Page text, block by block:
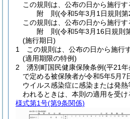
この規則は、公布の日から施行す
附 則(令和5年3月1日規則第
この規則は、公布の日から施行す
附 則(令和5年3月16日規則
(施行期日)
1
この規則は、公布の日から施行
(適用期限の特例)
2
湧別町国民健康保険条例(平21年
で定める被保険者が令和5年5月7
ウイルス感染症に感染または発
われるときは、本則の適用を受け
様式第1号(第9条関係)